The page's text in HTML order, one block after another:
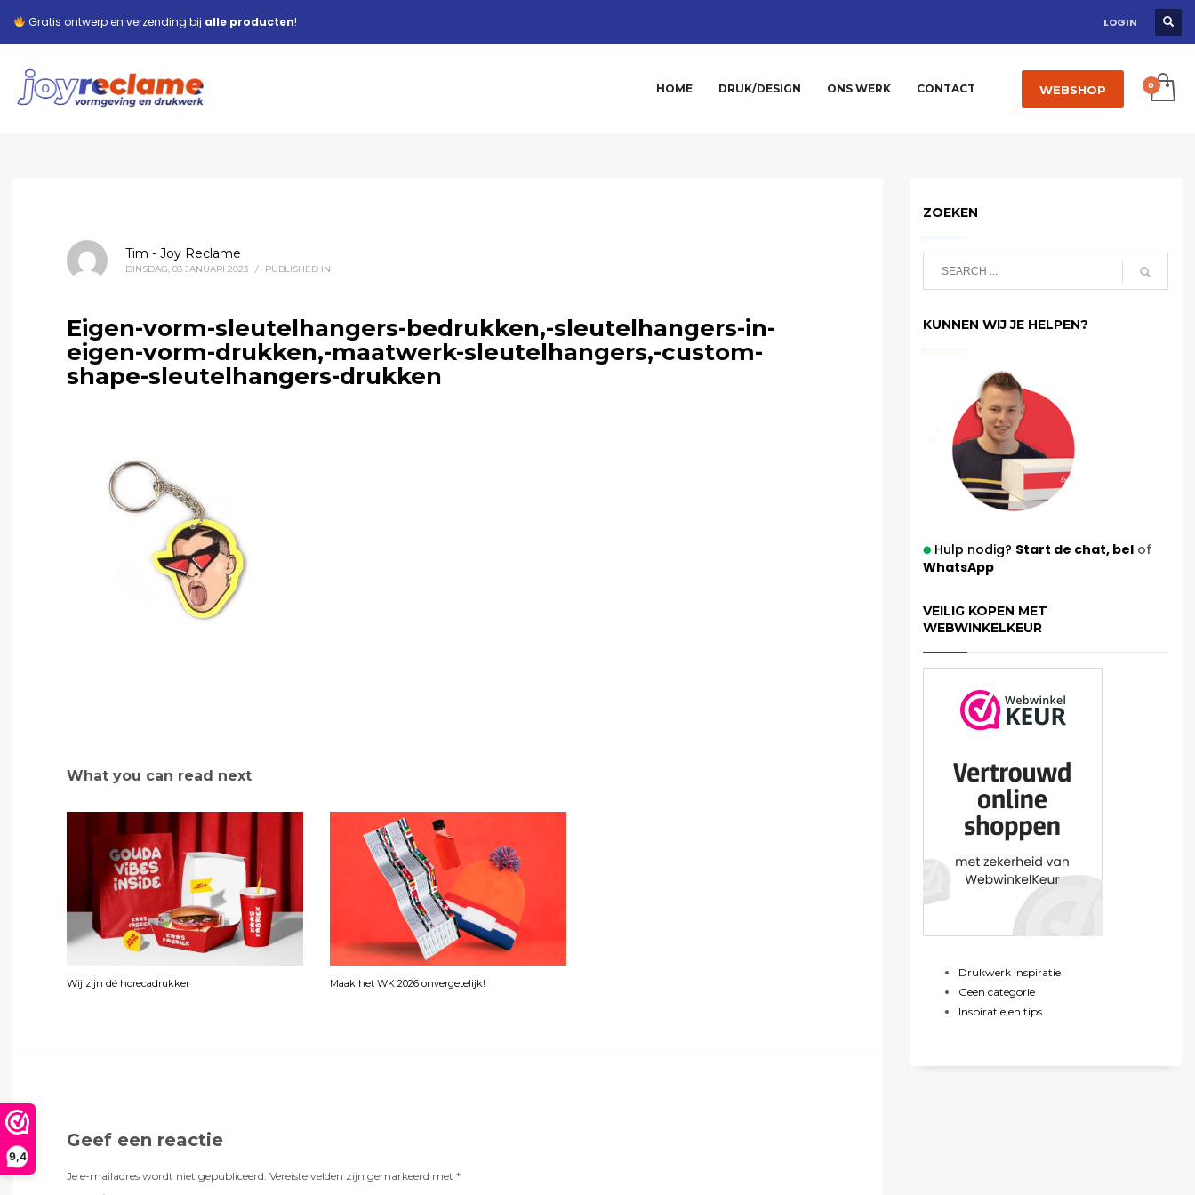
9,4
Gratis ontwerp en verzending bij alle producten! LOGIN
HOME DRUK/DESIGN ONS WERK CONTACT WEBSHOP
Tim - Joy Reclame
DINSDAG, 03 JANUARI 2023 / PUBLISHED IN
Eigen-vorm-sleutelhangers-bedrukken,-sleutelhangers-in-
eigen-vorm-drukken,-maatwerk-sleutelhangers,-custom-
shape-sleutelhangers-drukken
What you can read next
Wij zijn dé horecadrukker Maak het WK 2026 onvergetelijk!
Geef een reactie
Je e-mailadres wordt niet gepubliceerd. Vereiste velden zijn gemarkeerd met *
ZOEKEN
KUNNEN WIJ JE HELPEN?
Hulp nodig? Start de chat,belof
WhatsApp
VEILIG KOPEN MET
WEBWINKELKEUR
Drukwerk inspiratie
Geen categorie
Inspiratie en tips